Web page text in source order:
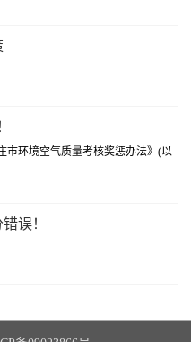
市环境空气质量考核奖惩办法》(以
误！